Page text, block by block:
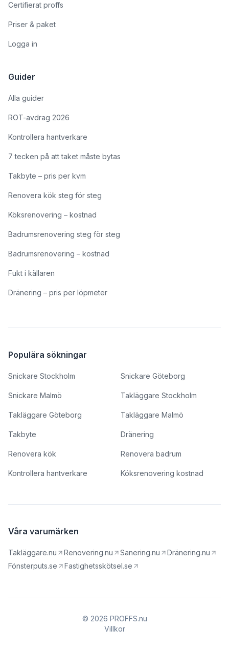
Certifierat proffs
Priser & paket
Logga in
Guider
Alla guider
ROT-avdrag 2026
Kontrollera hantverkare
7 tecken på att taket måste bytas
Takbyte – pris per kvm
Renovera kök steg för steg
Köksrenovering – kostnad
Badrumsrenovering steg för steg
Badrumsrenovering – kostnad
Fukt i källaren
Dränering – pris per löpmeter
Populära sökningar
Snickare Stockholm Snickare Göteborg
Snickare Malmö Takläggare Stockholm
Takläggare Göteborg Takläggare Malmö
Takbyte Dränering
Renovera kök Renovera badrum
Kontrollera hantverkare Köksrenovering kostnad
Våra varumärken
Takläggare.nu Renovering.nu Sanering.nu
Dränering.nu
Fönsterputs.se
Fastighetsskötsel.se
© 2026 PROFFS.nu
Villkor